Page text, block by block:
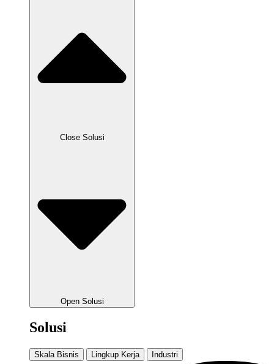
Close Solusi
Open Solusi
Solusi
Skala Bisnis Lingkup Kerja Industri